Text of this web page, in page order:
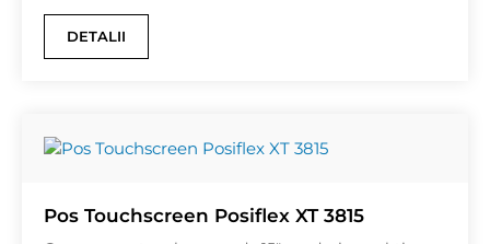
DETALII
Pos Touchscreen Posiflex XT 3815